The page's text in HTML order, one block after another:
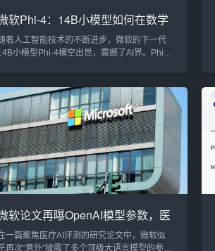
软Phi-4：14B小模型如何在数学
推理领域击败GPT-4，并开启AI
纪元
着人工智能技术的不断进步，微软的下一代
小模型Phi-4横空出世，震撼了AI界。Phi-4
大量的创新技术和合成数据应用，Phi-4的数学
力超过了现有许多更大规模的模型，尤其是
推理能力和STEM（科学、技术、工程和数
）问答领域表现卓越。本文将深入解析Phi-4
技术突破，探索其如何在竞争激烈的AI领域
颖而...
软论文再曝OpenAI模型参数，医
AI评测意外暴露4o-mini只有8B参
一篇聚焦医疗AI评测的研究论文中，微软似
再次“意外”披露了多个顶级大语言模型的参数